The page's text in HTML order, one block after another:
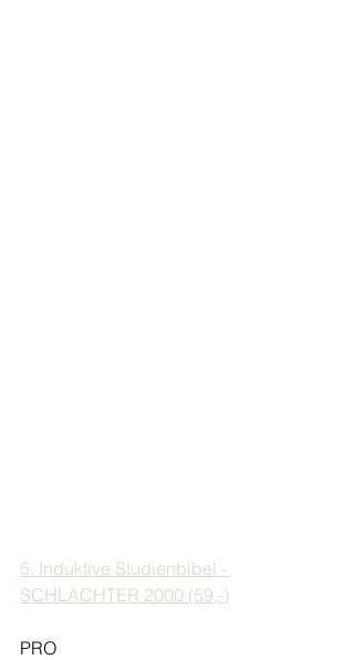
5. Induktive Studienbibel -
SCHLACHTER 2000 (59,-)
PRO